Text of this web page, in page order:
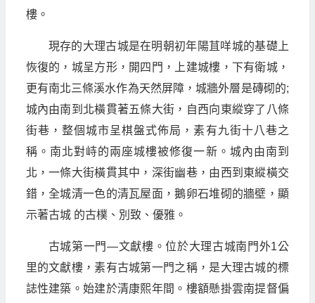
樓。
現存的大理古城是在明朝初年陽苴咩城的基礎上
恢復的，城呈方形，開四門，上建城樓，下有衛城，
更有南北三條溪水作為天然屏障，城牆外層是磚砌的;
城內由南到北橫貫著五條大街，自西向東縱穿了八條
街巷，整個城市呈棋盤式佈局，素有九街十八巷之
稱。南北對峙的兩座城樓被修復一新。城內由南到
北，一條大街橫貫其中，深街幽巷，由西到東縱橫交
錯，全城清一色的清瓦屋面，鵝卵石堆砌的牆壁，顯
示著古城 的古樸、別致、優雅。
古城第一門—文獻樓。位於大理古城南門外1公
里的文獻樓，素有古城第一門之稱，是大理古城的標
誌性建築。始建於清康熙年間。樓額懸掛雲南提督偏